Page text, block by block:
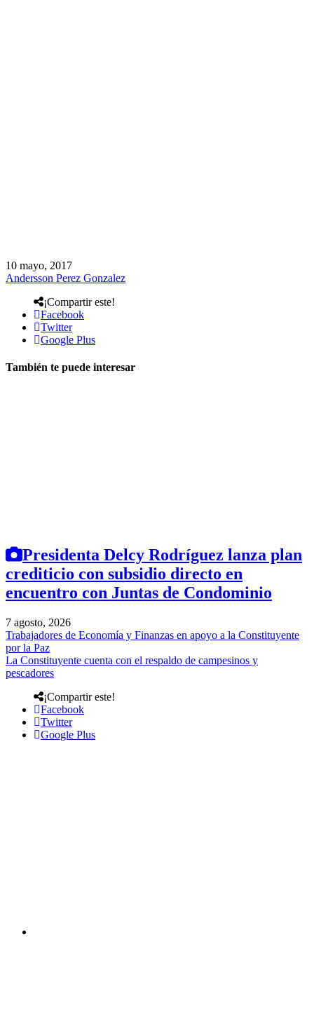
10 mayo, 2017
Andersson Perez Gonzalez
¡Compartir este!
Facebook
Twitter
Google Plus
También te puede interesar
Presidenta Delcy Rodríguez lanza plan
crediticio con subsidio directo en
encuentro con Juntas de Condominio
7 agosto, 2026
Trabajadores de Economía y Finanzas en apoyo a la Constituyente
por la Paz
La Constituyente cuenta con el respaldo de campesinos y
pescadores
¡Compartir este!
Facebook
Twitter
Google Plus